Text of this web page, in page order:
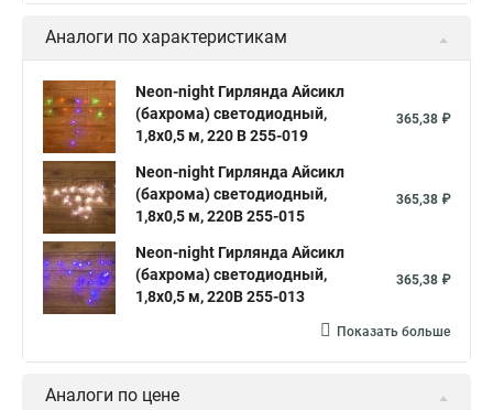
Аналоги по характеристикам
Neon-night Гирлянда Айсикл
(бахрома) светодиодный,
1,8х0,5 м, 220 В 255-019
365,38 ₽
Neon-night Гирлянда Айсикл
(бахрома) светодиодный,
1,8х0,5 м, 220В 255-015
365,38 ₽
Neon-night Гирлянда Айсикл
(бахрома) светодиодный,
1,8х0,5 м, 220В 255-013
365,38 ₽
Показать больше
Аналоги по цене